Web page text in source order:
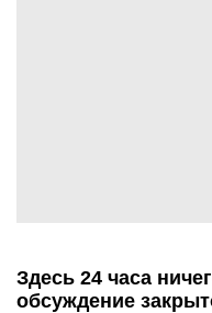
Здесь 24 часа
обсуждение